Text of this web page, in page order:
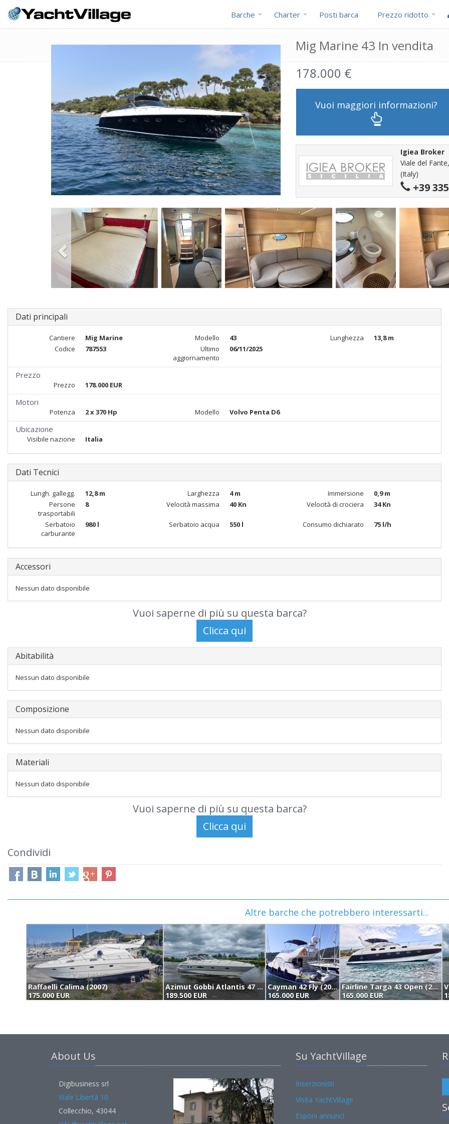
Barche Charter Posti barca Prezzo ridotto
Mig Marine 43 In vendita
178.000 €
Vuoi maggiori informazioni?
Igiea Broker
Viale del
(Italy)
+39
Dati principali
Cantiere Mig Marine Modello 43 Lunghezza
13,8 m
Codice
787553
Ultimo
aggiornamento
06/11/2025
Prezzo
Prezzo 178.000 EUR
Motori
Potenza 2 x 370 Hp Modello Volvo Penta D6
Ubicazione
Visibile nazione Italia
Dati Tecnici
Lungh. gallegg. 12,8 m Larghezza 4 m Immersione
0,9 m
Persone
trasportabili
8 Velocità massima 40 Kn Velocità di crociera 34 Kn
Serbatoio
carburante
980 l Serbatoio acqua 550 l Consumo dichiarato 75 l/h
Accessori
Nessun dato disponibile
Vuoi saperne di più su questa barca?
Abitabilità
Nessun dato disponibile
Composizione
Nessun dato disponibile
Materiali
Nessun dato disponibile
Vuoi saperne di più su questa barca?
Condividi
Altre barche che potrebbero interessarti...
Raffaelli Calima (2007)
175.000 EUR
Azimut Gobbi Atlantis 47 (2003)
189.500 EUR
Cayman 42 Fly (2006)
165.000 EUR
Fairline Targa 43 Open (2004)
165.000 EUR
About Us
Digibusiness srl
Viale Libertà 10
Collecchio, 43044
Su YachtVillage
Inserzionisti
Visita YachtVillage
Esponi annunci